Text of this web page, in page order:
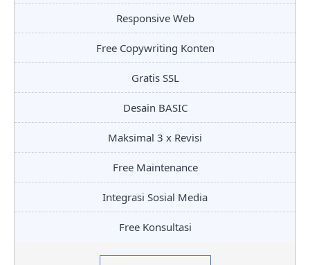
Responsive Web
Free Copywriting Konten
Gratis SSL
Desain BASIC
Maksimal 3 x Revisi
Free Maintenance
Integrasi Sosial Media
Free Konsultasi